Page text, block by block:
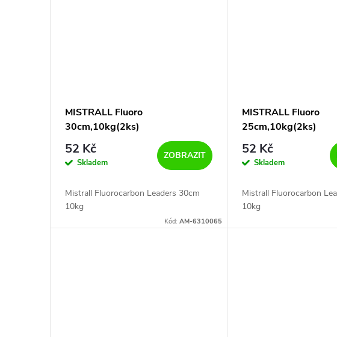
MISTRALL Fluoro
30cm,10kg(2ks)
52 Kč
Skladem
ZOBRAZIT
Mistrall Fluorocarbon Leaders 30cm
10kg
Kód:AM-6310065
MISTRALL Fluoro
25cm,10kg(2ks)
52 Kč
Skladem
Mistrall Fluorocarbon
10kg